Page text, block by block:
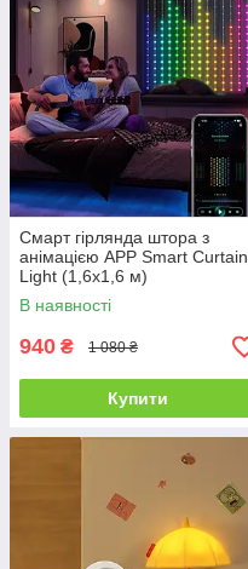
Смарт гірлянда штора з
анімацією APP Smart Curtain
Light (1,6x1,6 м)
В наявності
940 ₴ 1 080 ₴
Купити